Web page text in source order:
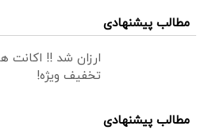
مطالب پیشنهادی
ارزان شد !!
تخفیف ویژه!
مطالب پیشنهادی